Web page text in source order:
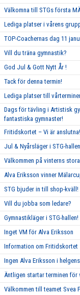
Välkomna till STGs första
Lediga platser i vårens
TOP-Coachernas dag 11
Vill du träna gymnastik?
God Jul & Gott Nytt År !
Tack för denna termin!
Lediga platser till
Dags för tävling i Artistisk
fantastiska gymnaster!
Fritidskortet – Vi är anslutna!
Jul & Nyårsläger i STG-
Välkommen på vinterns
Alva Eriksson vinner
STG bjuder in till shop-kväll!
Vill du jobba som ledare?
Gymnastikläger i STG-hallen!
Inget VM för Alva Eriksson
Information om Fritidskortet
Ingen Alva Eriksson i
Äntligen startar terminen
Välkommen till teamet Svea